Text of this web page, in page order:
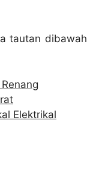
tautan dibawah
Elektrikal